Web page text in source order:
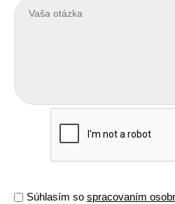
Súhlasím so spracovaním